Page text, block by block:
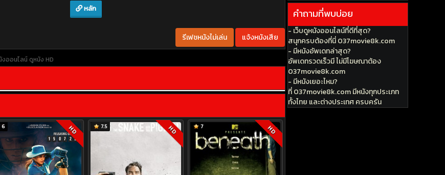
หลัก
รีเฟชหนังไม่เล่น แจ้งหนังเสีย
งออนไลน์ ดูหนัง HD
6 HD 7.5 HD 7 HD
คำถามที่พบบ่อย
- เว็บดูหนังออนไลน์ที่ดีที่สุด?
สนุกครบต้องที่นี่ 037movie8k.com
- มีหนังอัพเดทล่าสุด?
อัพเดทรวดเร็วมี ไม่มีโฆษณาต้อง
037movie8k.com
- มีหนังเยอะไหม?
ที่ 037movie8k.com มีหนังทุกประเภท
ทั้งไทย และต่างประเทศ ครบครัน